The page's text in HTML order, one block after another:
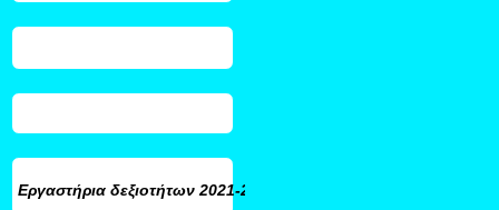
Εργαστήρια δεξιοτήτων 2021-2022